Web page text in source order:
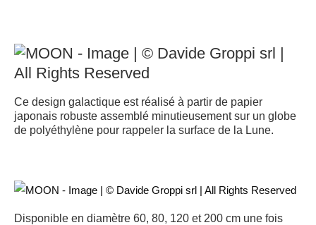
Ce design galactique est réalisé à partir de papier
japonais robuste assemblé minutieusement sur un globe
de polyéthylène pour rappeler la surface de la Lune.
Disponible en diamètre 60, 80, 120 et 200 cm une fois